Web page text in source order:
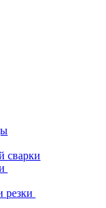
сварки
резки